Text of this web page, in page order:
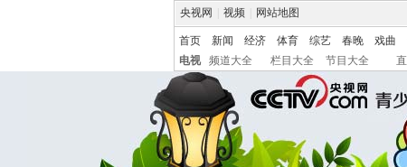
央视网 视频 网站地图
首页 新闻 经济 体育 综艺 春晚 戏曲
电视
频道大全 栏目大全 节目大全